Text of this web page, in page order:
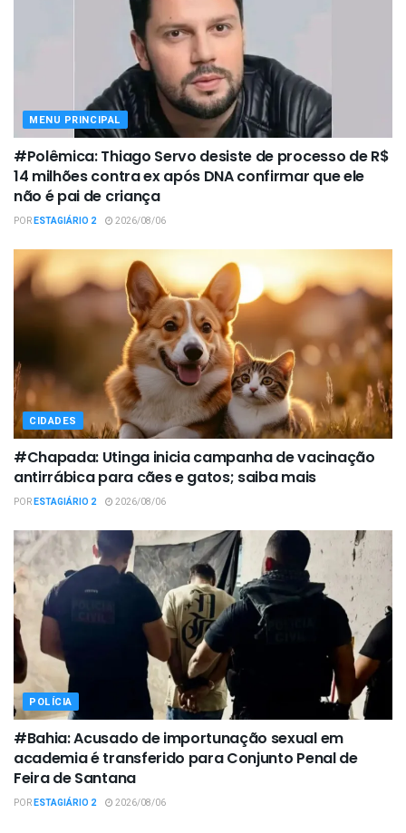
MENU PRINCIPAL
#Polêmica: Thiago Servo desiste de processo de R$
14 milhões contra ex após DNA confirmar que ele
não é pai de criança
PORESTAGIÁRIO 2 2026/08/06
CIDADES
#Chapada: Utinga inicia campanha de vacinação
antirrábica para cães e gatos; saiba mais
PORESTAGIÁRIO 2 2026/08/06
POLÍCIA
#Bahia: Acusado de importunação sexual em
academia é transferido para Conjunto Penal de
Feira de Santana
PORESTAGIÁRIO 2 2026/08/06